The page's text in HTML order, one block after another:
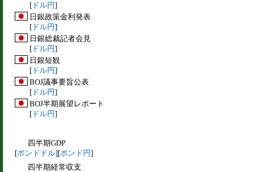
[ ドル円]
日銀政策金利発表
[ ドル円]
日銀総裁記者会見
[ ドル円]
日銀短観
[ ドル円]
BOJ議事要旨公表
[ ドル円]
BOJ半期展望レポート
[ ドル円]
四半期GDP
[ポンドドル][ポンド円]
四半期経常収支